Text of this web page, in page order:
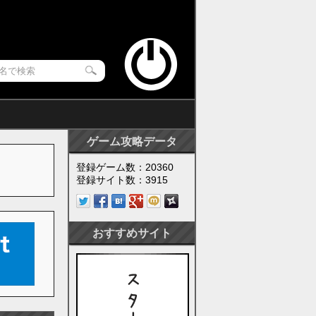
ゲーム攻略データ
登録ゲーム数：20360
登録サイト数：3915
おすすめサイト